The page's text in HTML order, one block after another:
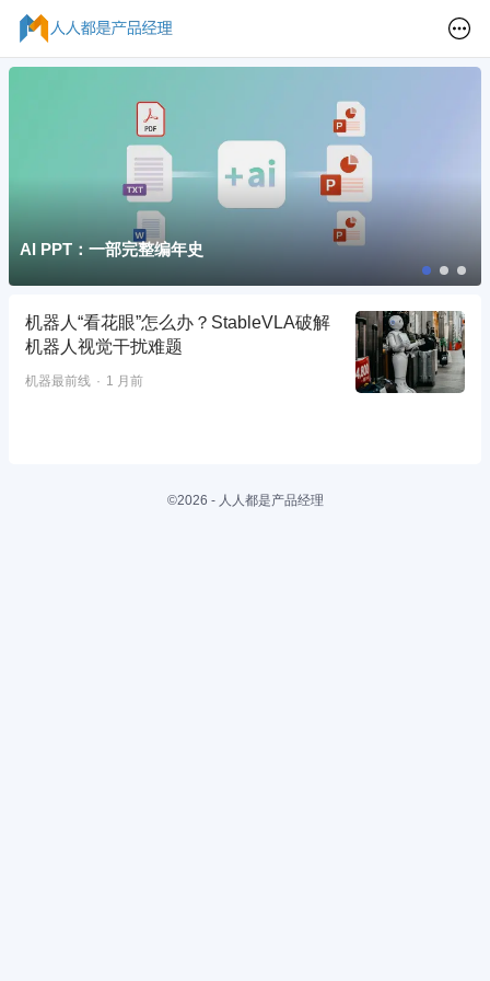
AI PPT：一部完整编年史
机器人“看花眼”怎么办？StableVLA破解
机器人视觉干扰难题
机器最前线 1 月前
©2026 - 人人都是产品经理